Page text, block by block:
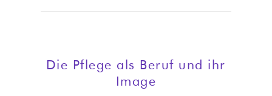
Die Pflege als Beruf und ihr
Image